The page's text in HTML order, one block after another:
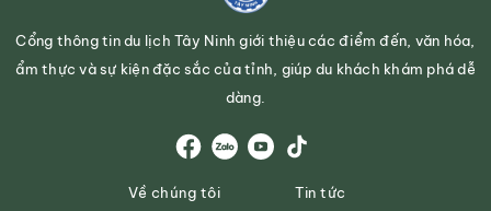
Cổng thông tin du lịch Tây Ninh giới thiệu các điểm đến, văn hóa,
ẩm thực và sự kiện đặc sắc của tỉnh, giúp du khách khám phá dễ
dàng.
Về chúng tôi Tin tức